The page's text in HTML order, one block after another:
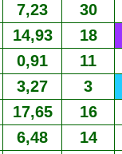
7,23 30
14,93 18
0,91 11
3,27 3
17,65 16
6,48 14